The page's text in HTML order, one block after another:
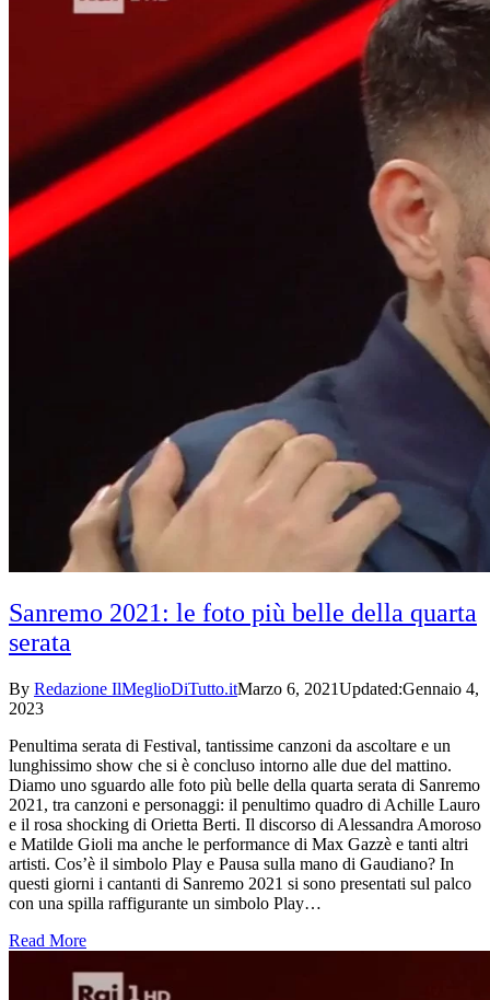
Sanremo 2021: le foto più belle della quarta
serata
By Redazione IlMeglioDiTutto.itMarzo 6, 2021Updated:Gennaio 4,
2023
Penultima serata di Festival, tantissime canzoni da ascoltare e un
lunghissimo show che si è concluso intorno alle due del mattino.
Diamo uno sguardo alle foto più belle della quarta serata di Sanremo
2021, tra canzoni e personaggi: il penultimo quadro di Achille Lauro
e il rosa shocking di Orietta Berti. Il discorso di Alessandra Amoroso
e Matilde Gioli ma anche le performance di Max Gazzè e tanti altri
artisti. Cos’è il simbolo Play e Pausa sulla mano di Gaudiano? In
questi giorni i cantanti di Sanremo 2021 si sono presentati sul palco
con una spilla raffigurante un simbolo Play…
Read More